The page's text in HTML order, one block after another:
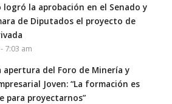
logró la aprobación en el Senado y
de Diputados el proyecto de
7:03 am
apertura del Foro de Minería y
Joven: “La formación es
para proyectarnos”